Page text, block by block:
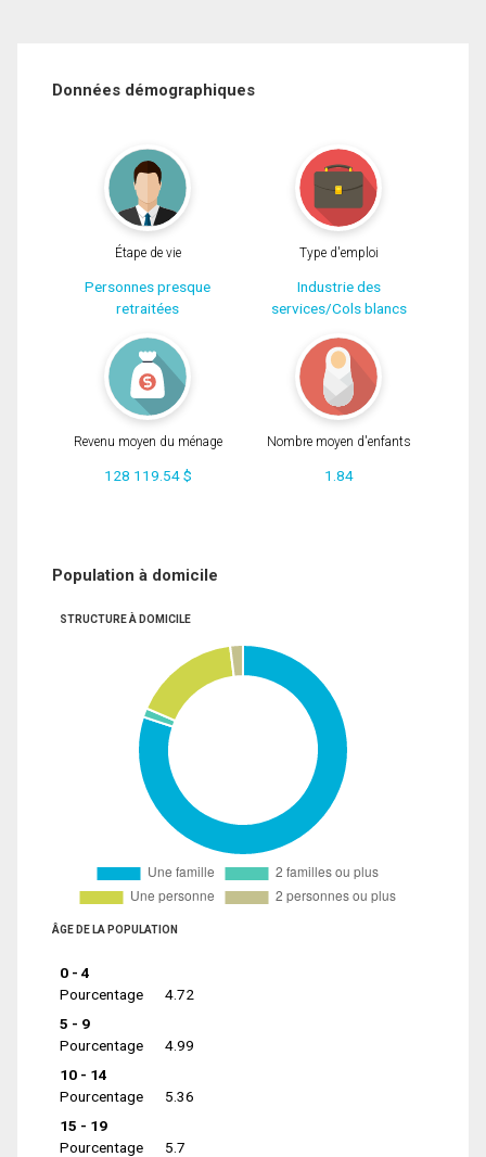
Données démographiques
Étape de vie
Personnes presque
retraitées
Type d'emploi
Industrie des
services/Cols blancs
Revenu moyen du ménage
128 119.54 $
Nombre moyen d'enfants
1.84
Population à domicile
STRUCTURE À DOMICILE
ÂGE DE LA POPULATION
0 - 4
Pourcentage
4.72
5 - 9
Pourcentage
4.99
10 - 14
Pourcentage
5.36
15 - 19
Pourcentage
5.7